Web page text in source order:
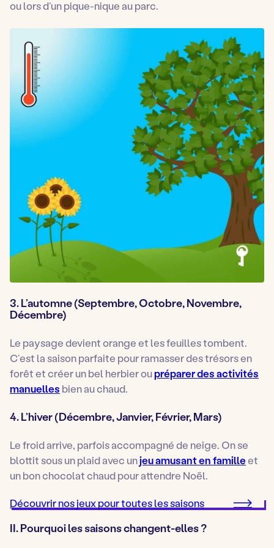
ou lors d’un pique-nique au parc.
3. L’automne (Septembre, Octobre, Novembre,
Décembre)
Le paysage devient orange et les feuilles tombent.
C’est la saison parfaite pour ramasser des trésors en
forêt et créer un bel herbier oupréparer des activités
manuelles bien au chaud.
4. L’hiver (Décembre, Janvier, Février, Mars)
Le froid arrive, parfois accompagné de neige. On se
blottit sous un plaid avec unjeu amusant en familleet
un bon chocolat chaud pour attendre Noël.
Découvrir nos jeux pour toutes les saisons
II. Pourquoi les saisons changent-elles ?